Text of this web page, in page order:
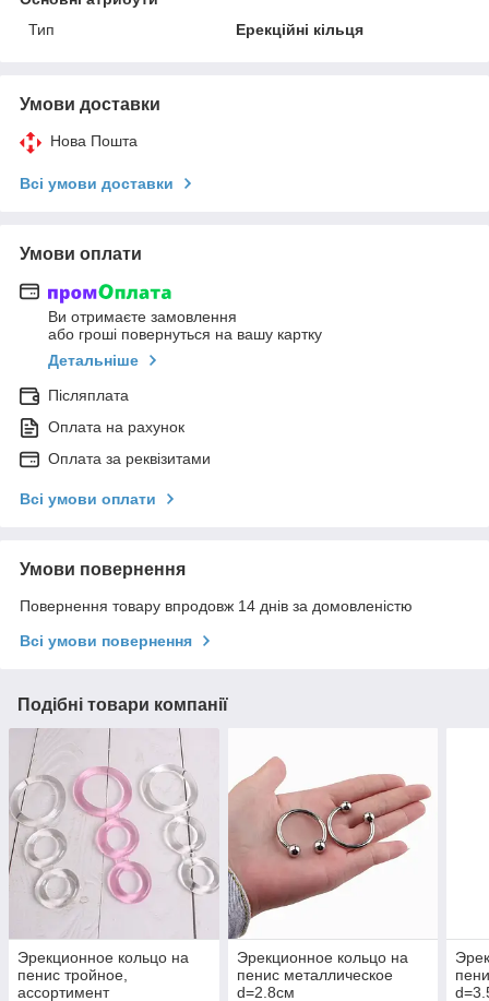
Тип
Ерекційні кільця
Умови доставки
Нова Пошта
Всі умови доставки
Умови оплати
Ви отримаєте замовлення
або гроші повернуться на вашу картку
Детальніше
Післяплата
Оплата на рахунок
Оплата за реквізитами
Всі умови оплати
Умови повернення
Повернення товару впродовж 14 днів за домовленістю
Всі умови повернення
Подібні товари компанії
Эрекционное кольцо на
пенис тройное,
ассортимент
Эрекционное кольцо на
пенис металлическое
d=2.8см